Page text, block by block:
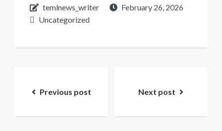
temlnews_writer
February 26, 2026
Uncategorized
navigation
Previous post Next post